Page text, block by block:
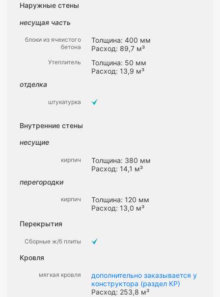
Наружные стены
несущая часть
блоки из ячеистого
бетона
Толщина: 400 мм
Расход: 89,7 м³
Утеплитель
Толщина: 50 мм
Расход: 13,9 м³
отделка
штукатурка
Внутренние стены
несущие
кирпич
Толщина: 380 мм
Расход: 14,1 м³
перегородки
кирпич
Толщина: 120 мм
Расход: 13,0 м³
Перекрытия
Сборные ж/б плиты
Кровля
мягкая кровля
дополнительно заказывается у
конструктора (раздел КР)
Расход: 253,8 м³